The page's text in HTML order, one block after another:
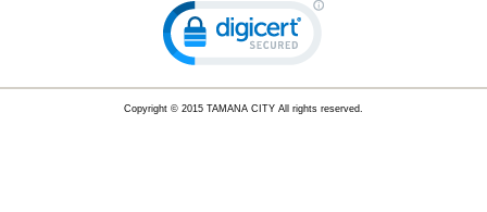
Copyright © 2015 TAMANA CITY All rights reserved.